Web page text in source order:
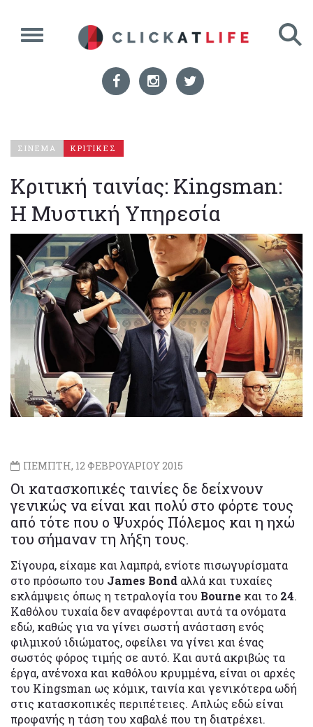
ΣΙΝΕΜΑ ΚΡΙΤΙΚΕΣ
Κριτική ταινίας: Kingsman:
Η Μυστική Υπηρεσία
ΠΕΜΠΤΗ, 12 ΦΕΒΡΟΥΑΡΙΟΥ 2015
Οι κατασκοπικές ταινίες δε δείχνουν
γενικώς να είναι και πολύ στο φόρτε τους
από τότε που ο Ψυχρός Πόλεμος και η ηχώ
του σήμαναν τη λήξη τους.
Σίγουρα, είχαμε και λαμπρά, ενίοτε πισωγυρίσματα
στο πρόσωπο του James Bond αλλά και τυχαίες
εκλάμψεις όπως η τετραλογία του Bourne και το 24.
Καθόλου τυχαία δεν αναφέρονται αυτά τα ονόματα
εδώ, καθώς για να γίνει σωστή ανάσταση ενός
φιλμικού ιδιώματος, οφείλει να γίνει και ένας
σωστός φόρος τιμής σε αυτό. Και αυτά ακριβώς τα
έργα, ανένοχα και καθόλου κρυμμένα, είναι οι αρχές
του Kingsman ως κόμικ, ταινία και γενικότερα ωδή
στις κατασκοπικές περιπέτειες. Απλώς εδώ είναι
προφανής η τάση του χαβαλέ που τη διατρέχει.